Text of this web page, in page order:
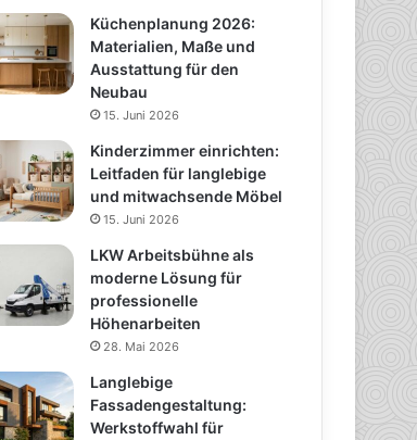
Küchenplanung 2026:
Materialien, Maße und
Ausstattung für den
Neubau
15. Juni 2026
Kinderzimmer einrichten:
Leitfaden für langlebige
und mitwachsende Möbel
15. Juni 2026
LKW Arbeitsbühne als
moderne Lösung für
professionelle
Höhenarbeiten
28. Mai 2026
Langlebige
Fassadengestaltung:
Werkstoffwahl für